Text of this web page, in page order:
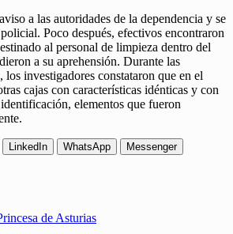
a las autoridades de la dependencia y se
Poco después, efectivos encontraron
al personal de limpieza dentro del
a su aprehensión. Durante las
los investigadores constataron que en el
cajas con características idénticas y con
elementos que fueron
LinkedIn WhatsApp
Messenger
de Asturias